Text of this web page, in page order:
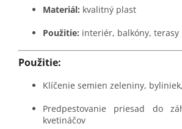
Materiál: kvalitný plast
Použitie: interiér, balkóny, terasy
Použitie:
Klíčenie semien zeleniny,
Predpestovanie priesad do
kvetináčov